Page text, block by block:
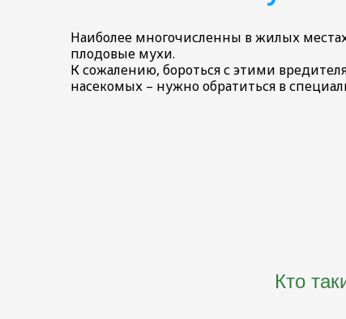
моли
Уничтожение
Уничтожение
градусника
Демеркуризация
ртути
Коронавирус
Наиболее многочисленны в жилых
плодовые мухи.
К сожалению, бороться с этими
насекомых – нужно обратиться в
Кто